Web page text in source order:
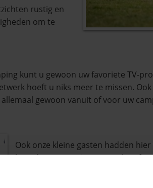
rustig en
om te
kunt u gewoon uw favoriete TV-
hoeft u niks meer te missen.
gewoon vanuit of voor uw
Ook onze kleine gasten hadden hier
hoorden ze meezingen met hun